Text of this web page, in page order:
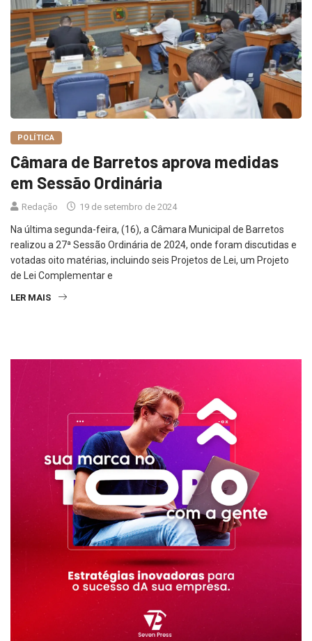
POLÍTICA
Câmara de Barretos aprova medidas
em Sessão Ordinária
Redação 19 de setembro de 2024
Na última segunda-feira, (16), a Câmara Municipal de Barretos
realizou a 27ª Sessão Ordinária de 2024, onde foram discutidas e
votadas oito matérias, incluindo seis Projetos de Lei, um Projeto
de Lei Complementar e
LER MAIS